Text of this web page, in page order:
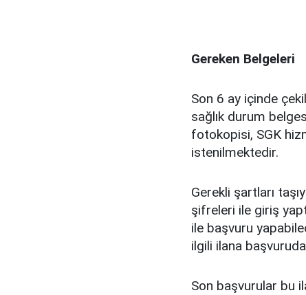
Gereken Belgeleri
Son 6 ay içinde
sağlık durum
fotokopisi, SGK
istenilmektedir.
Gerekli şartları
şifreleri ile giriş
ile başvuru
ilgili ilana
Son başvurular bu